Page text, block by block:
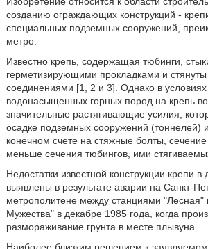
созданию ограждающих конструкций -
специальных подземных сооружений,
метро.
Известно крепь, содержащая тюбинги,
герметизирующими прокладками и
соединениями [1, 2 и 3]. Однако в
водонасыщенных горных пород на крепь
значительные растягивающие усилия,
осадке подземных сооружений (тоннелей)
конечном счете на стяжные болты,
меньше сечения тюбингов, ими
Недостатки известной конструкции крепи в
выявлены в результате аварии на Санкт-
метрополитене между станциями
Мужества" в декабре 1985 года, когда
размораживание грунта в месте плывуна.